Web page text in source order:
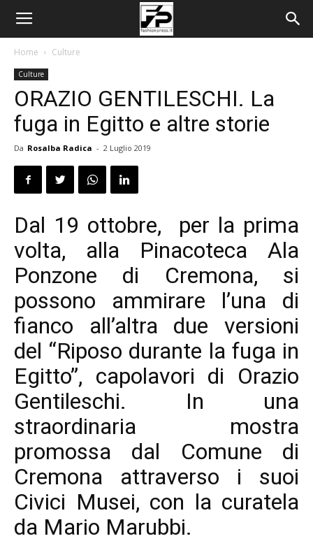
Home Culture
Culture
ORAZIO GENTILESCHI. La
fuga in Egitto e altre storie
Da Rosalba Radica - 2 Luglio 2019
Dal 19 ottobre, per la prima
volta, alla Pinacoteca Ala
Ponzone di Cremona, si
possono ammirare l’una di
fianco all’altra due versioni
del “Riposo durante la fuga in
Egitto”, capolavori di Orazio
Gentileschi. In una
straordinaria mostra
promossa dal Comune di
Cremona attraverso i suoi
Civici Musei, con la curatela
da Mario Marubbi.